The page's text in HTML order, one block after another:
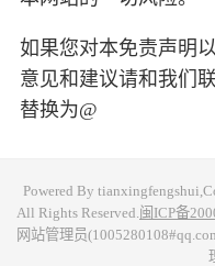
如果您对本免责声明
意见和建议请和我们
替换为@
Powered By
All Rights Reserved.闽ICP备
网站管理员